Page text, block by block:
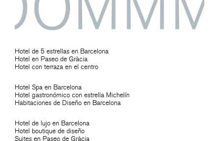
Hotel de 5 estrellas en Barcelona
Hotel en Paseo de Gràcia
Hotel con terraza en el centro
Hotel Spa en Barcelona
Hotel gastronómico con estrella Michelín
Habitaciones de Diseño en Barcelona
Hotel de lujo en Barcelona
Hotel boutique de diseño
Suites en Paseo de Gràcia